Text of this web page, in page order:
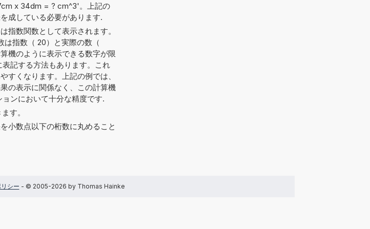
x 34dm = ? cm^3'。上記の
成している必要があります.
指数関数として表示されます。
は指数（ 20）と実際の数（
機のように表示できる数字が限
記する方法もあります。これ
すくなります。上記の例では、
の表示に関係なく、この計算機
ンにおいて十分な精度です.
す。
小数点以下の桁数に丸めること
シー - © 2005-2026 by Thomas Hainke